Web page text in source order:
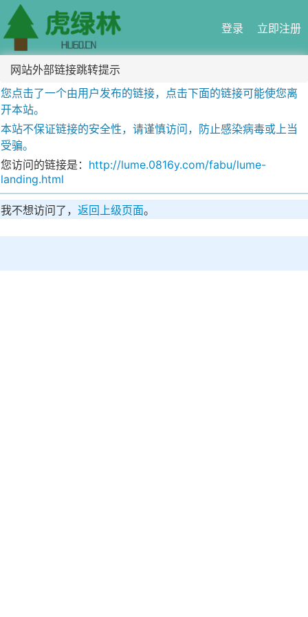
登录 立即注册
网站外部链接跳转提示
您点击了一个由用户发布的链接，点击下面的链接可能使您离
开本站。
本站不保证链接的安全性，请谨慎访问，防止感染病毒或上当
受骗。
您访问的链接是： http://lume.0816y.com/fabu/lume-
landing.html
我不想访问了， 返回上级页面。